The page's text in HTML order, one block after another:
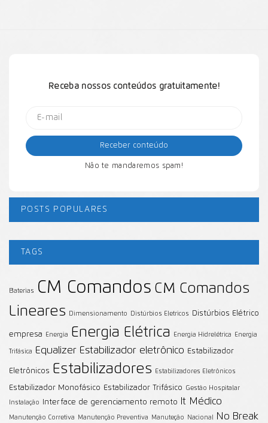
Receba nossos conteúdos gratuitamente!
Não te mandaremos spam!
POSTS POPULARES
TAGS
Baterias CM Comandos CM Comandos
Lineares
Dimensionamento Distúrbios Eletricos Distúrbios Elétrico
empresa Energia Energia Elétrica Energia Hidrelétrica Energia
Trifásica Equalizer Estabilizador eletrônico Estabilizador
Eletrônicos Estabilizadores Estabilizadores Eletrônicos
Estabilizador Monofásico Estabilizador Trifásico Gestão Hospitalar
Instalação Interface de gerenciamento remoto It Médico
Manutenção Corretiva Manutenção Preventiva Manuteção Nacional No Break